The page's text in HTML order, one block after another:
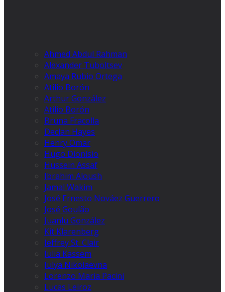
Ahmed Abdul Rahman
Alexander Tuboltsev
Amaya Rubio Ortega
Atilio Borón
Arthur González
Atilio Borón
Bruna Fracolla
Declan Hayes
Henry Omar
Hugo Dionísio
Hussein Assaf
Ibrahim Aloush
Jamal Wakim
José Ernesto Nováez Guerrero
José Goulão
Juanlu González
Kit Klarenberg
Jeffrey St. Clair
Julia Kassem
Julya Nikolaevna
Lorenzo Maria Pacini
Lucas Leiroz